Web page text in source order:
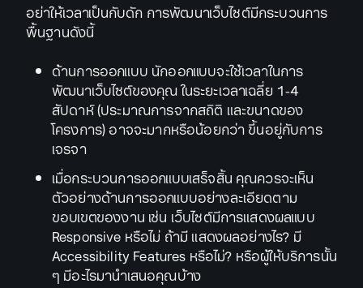
อย่าให้เวลาเป็นกับดัก การพัฒนาเว็บไซต์มีกระบวนการ
พื้นฐานดังนี้
ด้านการออกแบบ นักออกแบบจะใช้เวลาในการ
พัฒนาเว็บไซต์ของคุณ ในระยะเวลาเฉลี่ย 1-4
สัปดาห์ (ประมาณการจากสถิติ และขนาดของ
โครงการ) อาจจะมากหรือน้อยกว่า ขึ้นอยู่กับการ
เจรจา
เมื่อกระบวนการออกแบบเสร็จสิ้น คุณควรจะเห็น
ตัวอย่างด้านการออกแบบอย่างละเอียดตาม
ขอบเขตของงาน เช่น เว็บไซต์มีการแสดงผลแบบ
Responsive หรือไม่ ถ้ามี แสดงผลอย่างไร? มี
Accessibility Features หรือไม่? หรือผู้ให้บริการนั้น
ๆ มีอะไรมานำเสนอคุณบ้าง